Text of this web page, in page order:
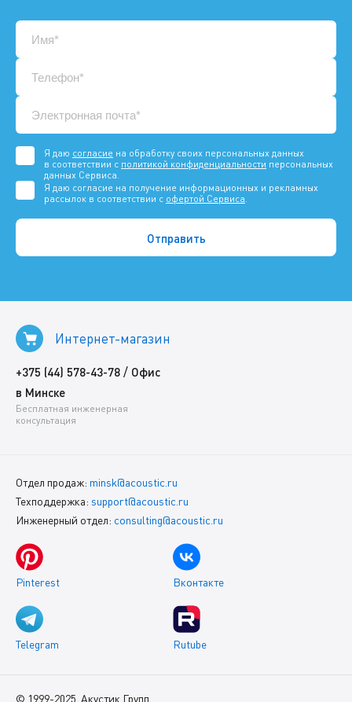
Я даю согласие на обработку своих персональных данных
в соответствии с политикой конфиденциальности персональных
данных Сервиса.
Я даю согласие на получение информационных и рекламных
рассылок в соответствии с офертой Сервиса.
Интернет-магазин
+375 (44) 578-43-78 / Офис
в Минске
Бесплатная инженерная
консультация
Отдел продаж: minsk@acoustic.ru
Техподдержка: support@acoustic.ru
Инженерный отдел: consulting@acoustic.ru
Pinterest Вконтакте
Telegram Rutube
© 1999-2025, Акустик Групп